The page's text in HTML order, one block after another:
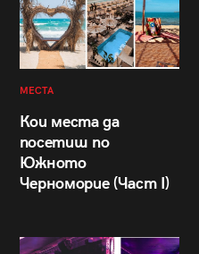
МЕСТА
Кои места да
посетиш по
Южното
Черноморие (Част I)